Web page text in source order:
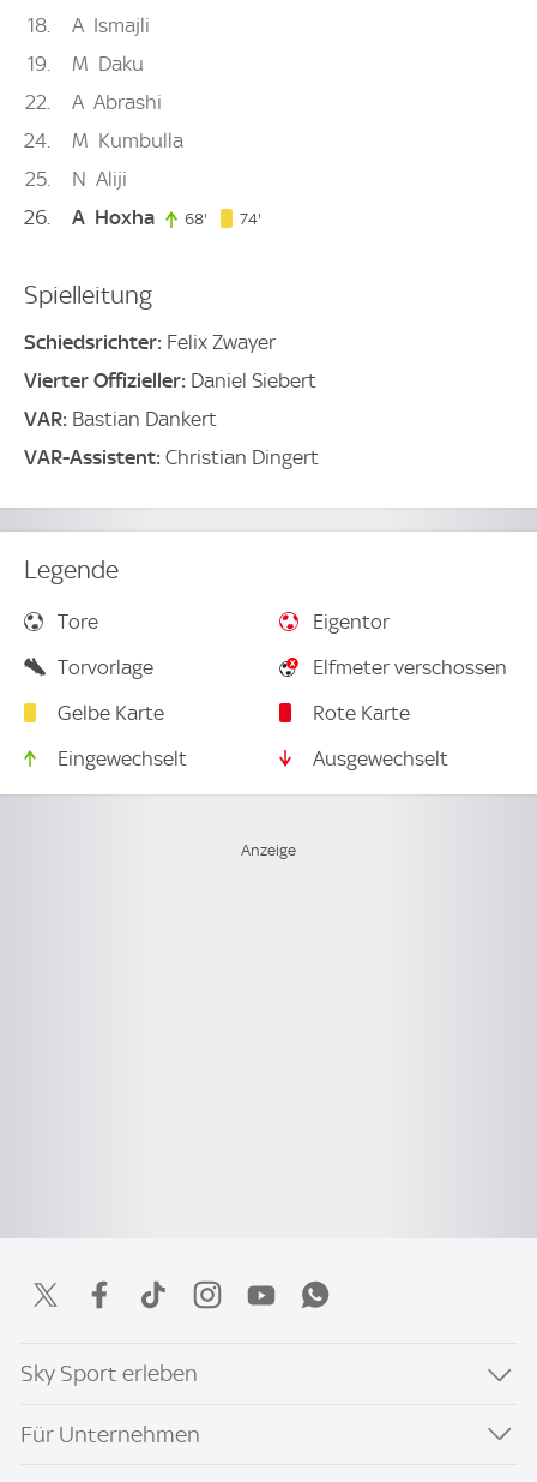
18 A Ismajli
19
M Daku
22
A Abrashi
24
M Kumbulla
25
N Aliji
26
A Hoxha 68' 68. minute
74'
Spielleitung
Schiedsrichter: Felix Zwayer
Vierter Offizieller: Daniel Siebert
VAR: Bastian Dankert
VAR-Assistent: Christian Dingert
Legende
Tore
Eigentor
Torvorlage
Elfmeter verschossen
Gelbe Karte
Rote Karte
Eingewechselt
Ausgewechselt
Sky Sport erleben
Für Unternehmen